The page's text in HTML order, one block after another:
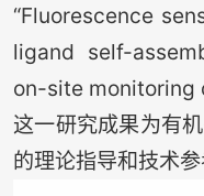
“Fluorescence
ligand self-
on-site monitoring
这一研究成果为有
的理论指导和技术参